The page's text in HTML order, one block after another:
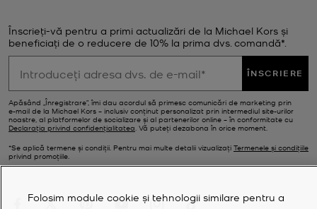
Înscrieți-vă pentru a primi actualizări de la Michael Kors și
beneficiați de o reducere de 10% la prima dvs. comandă*.
ÎNSCRIERE
Apăsând „Înregistrare”, îmi dau acordul să primesc comunicări de marketing prin
e‑mail de la Michael Kors – inclusiv conținut personalizat prin intermediul site-urilor
noastre, al platformelor de socializare și al partenerilor online – în conformitate cu
Declarația privind confidențialitatea. Vă puteți dezabona în orice moment.
*Se aplică termene și condiții. Pentru mai multe detalii vizualizați Termenele și condițiile
privind promoțiile.
Folosim module cookie și tehnologii similare pentru a